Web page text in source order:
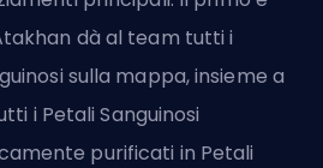
dà al team tutti i
sulla mappa, insieme a
i Petali Sanguinosi
purificati in Petali